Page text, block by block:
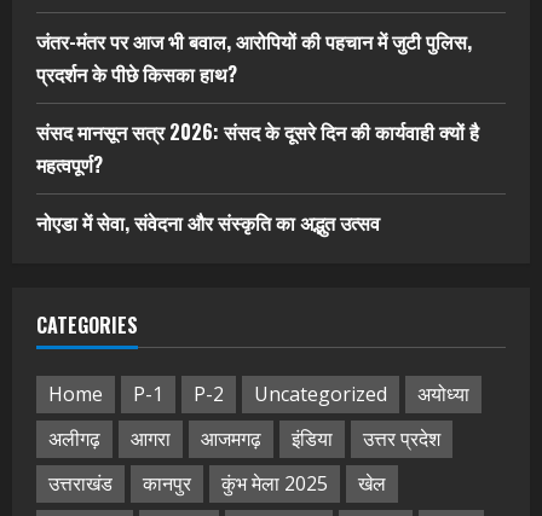
जंतर-मंतर पर आज भी बवाल, आरोपियों की पहचान में जुटी पुलिस,
प्रदर्शन के पीछे किसका हाथ?
संसद मानसून सत्र 2026: संसद के दूसरे दिन की कार्यवाही क्यों है
महत्वपूर्ण?
नोएडा में सेवा, संवेदना और संस्कृति का अद्भुत उत्सव
CATEGORIES
Home P-1 P-2 Uncategorized
अयोध्या
अलीगढ़
आगरा आजमगढ़ इंडिया
उत्तर प्रदेश
उत्तराखंड
कानपुर कुंभ मेला 2025
खेल